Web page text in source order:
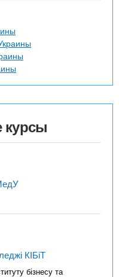
курсы
КІБіТ
бізнесу та